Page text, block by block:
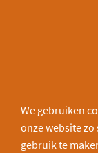
We gebruiken
onze website
gebruik te